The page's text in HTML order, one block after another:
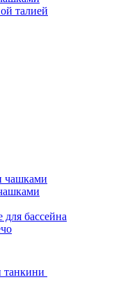
талией
чашками
бассейна
танкини